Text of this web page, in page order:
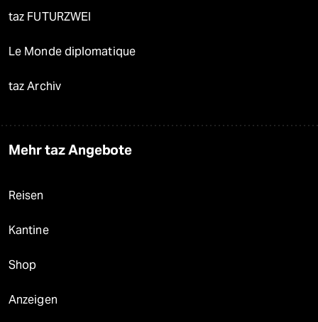
taz FUTURZWEI
Le Monde diplomatique
taz Archiv
Mehr taz Angebote
Reisen
Kantine
Shop
Anzeigen